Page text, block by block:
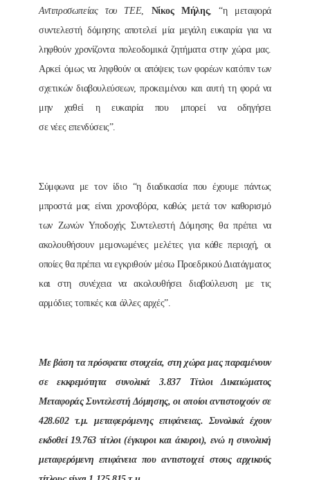
Αντιπροσωπείας του ΤΕΕ, Νίκος Μήλης, “η μεταφορά
συντελεστή δόμησης αποτελεί μία μεγάλη ευκαιρία για να
ληφθούν χρονίζοντα πολεοδομικά ζητήματα στην χώρα μας.
Αρκεί όμως να ληφθούν οι απόψεις των φορέων κατόπιν των
σχετικών διαβουλεύσεων, προκειμένου και αυτή τη φορά να
μην χαθεί η ευκαιρία που μπορεί να οδηγήσει
σε νέες επενδύσεις”.
Σύμφωνα με τον ίδιο “η διαδικασία που έχουμε πάντως
μπροστά μας είναι χρονοβόρα, καθώς μετά τον καθορισμό
των Ζωνών Υποδοχής Συντελεστή Δόμησης θα πρέπει να
ακολουθήσουν μεμονωμένες μελέτες για κάθε περιοχή, οι
οποίες θα πρέπει να εγκριθούν μέσω Προεδρικού Διατάγματος
και στη συνέχεια να ακολουθήσει διαβούλευση με τις
αρμόδιες τοπικές και άλλες αρχές”.
Με βάση τα πρόσφατα στοιχεία, στη χώρα μας παραμένουν
σε εκκρεμότητα συνολικά 3.837 Τίτλοι Δικαιώματος
Μεταφοράς Συντελεστή Δόμησης, οι οποίοι αντιστοιχούν σε
428.602 τ.μ. μεταφερόμενης επιφάνειας. Συνολικά έχουν
εκδοθεί 19.763 τίτλοι (έγκυροι και άκυροι), ενώ η συνολική
μεταφερόμενη επιφάνεια που αντιστοιχεί στους αρχικούς